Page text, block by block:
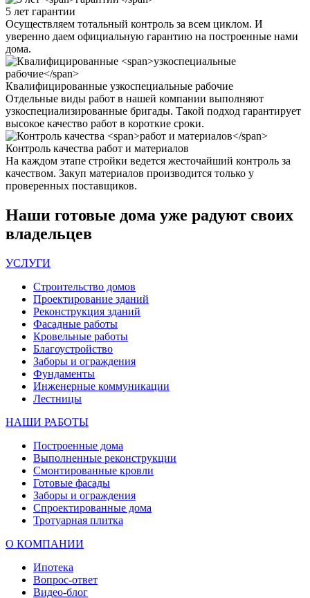
5 лет гарантии
Осуществляем тотальный контроль за всем циклом. И
уверенно даем официальную гарантию на построенные нами
дома.
Квалифицированные узкоспециальные рабочие
Отдельные виды работ в нашей компании выполняют
узкоспециализированные бригады. Такой подход гарантирует
высокое качество работ в короткие сроки.
Контроль качества работ и материалов
На каждом этапе стройки ведется жесточайший контроль за
качеством. Закуп материалов производится только у
проверенных поставщиков.
Наши готовые дома уже радуют своих
владельцев
УСЛУГИ
Строительство домов
Проектирование зданий
Реконструкция зданий
Фасадные работы
Кровельные работы
Благоустройство
Заборы и ограждения
Фундаменты
Инженерные коммуникации
Лестницы
НАШИ РАБОТЫ
Построенные дома
Выполненные реконструкции
Смонтированные кровли
Готовые фасады
Заборы и ограждения
Спроектированные дома
Тротуарная плитка
О КОМПАНИИ
Ипотека
Вопрос-ответ
Видео-блог